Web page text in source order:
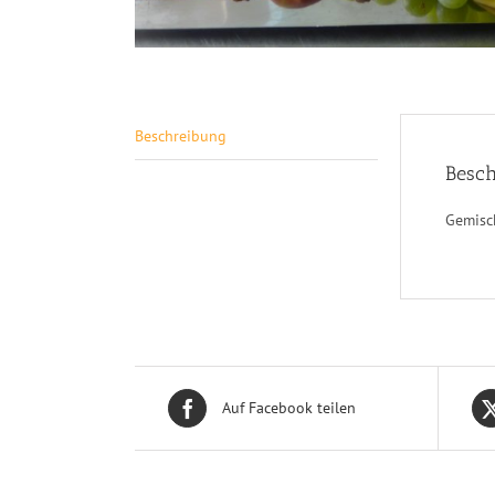
Beschreibung
Auf Facebook teilen